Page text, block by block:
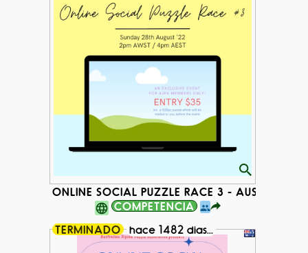
ONLINE SOCIAL PUZZLE RACE 3 - AUSTRALIA
COMPETENCIA
TERMINADO
hace 1482 dias...